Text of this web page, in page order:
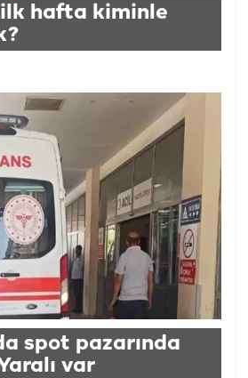
hafta kiminle
spot pazarında
var